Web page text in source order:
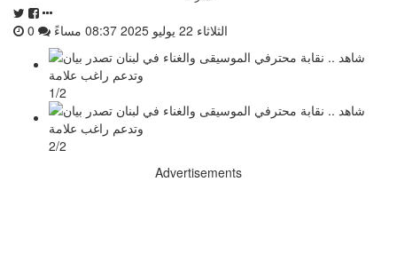
الثلاثاء 22 يوليو 2025 08:37 مساءً
1/2
2/2
Advertisements